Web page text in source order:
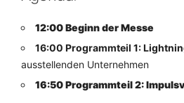
12:00 Beginn der Messe
16:00 Programmteil 1:
ausstellenden Unternehmen
16:50 Programmteil 2: